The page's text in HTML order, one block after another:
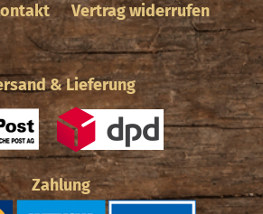
Vertrag widerrufen
& Lieferung
Zahlung